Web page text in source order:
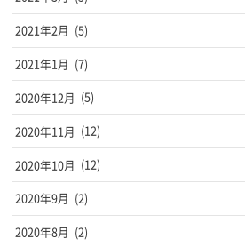
2021年2月 (5)
2021年1月 (7)
2020年12月 (5)
2020年11月 (12)
2020年10月 (12)
2020年9月 (2)
2020年8月 (2)